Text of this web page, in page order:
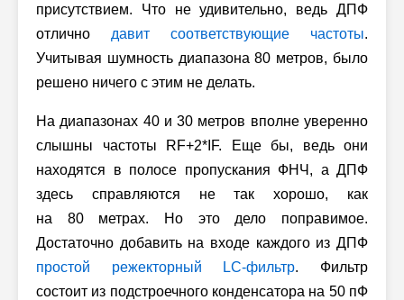
присутствием. Что не удивительно, ведь ДПФ
отлично давит соответствующие частоты.
Учитывая шумность диапазона 80 метров, было
решено ничего с этим не делать.
На диапазонах 40 и 30 метров вполне уверенно
слышны частоты RF+2*IF. Еще бы, ведь они
находятся в полосе пропускания ФНЧ, а ДПФ
здесь справляются не так хорошо, как
на 80 метрах. Но это дело поправимое.
Достаточно добавить на входе каждого из ДПФ
простой режекторный LC-фильтр. Фильтр
состоит из подстроечного конденсатора на 50 пФ